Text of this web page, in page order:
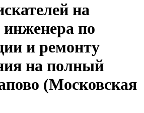
на
по
и ремонту
на полный
(Московская